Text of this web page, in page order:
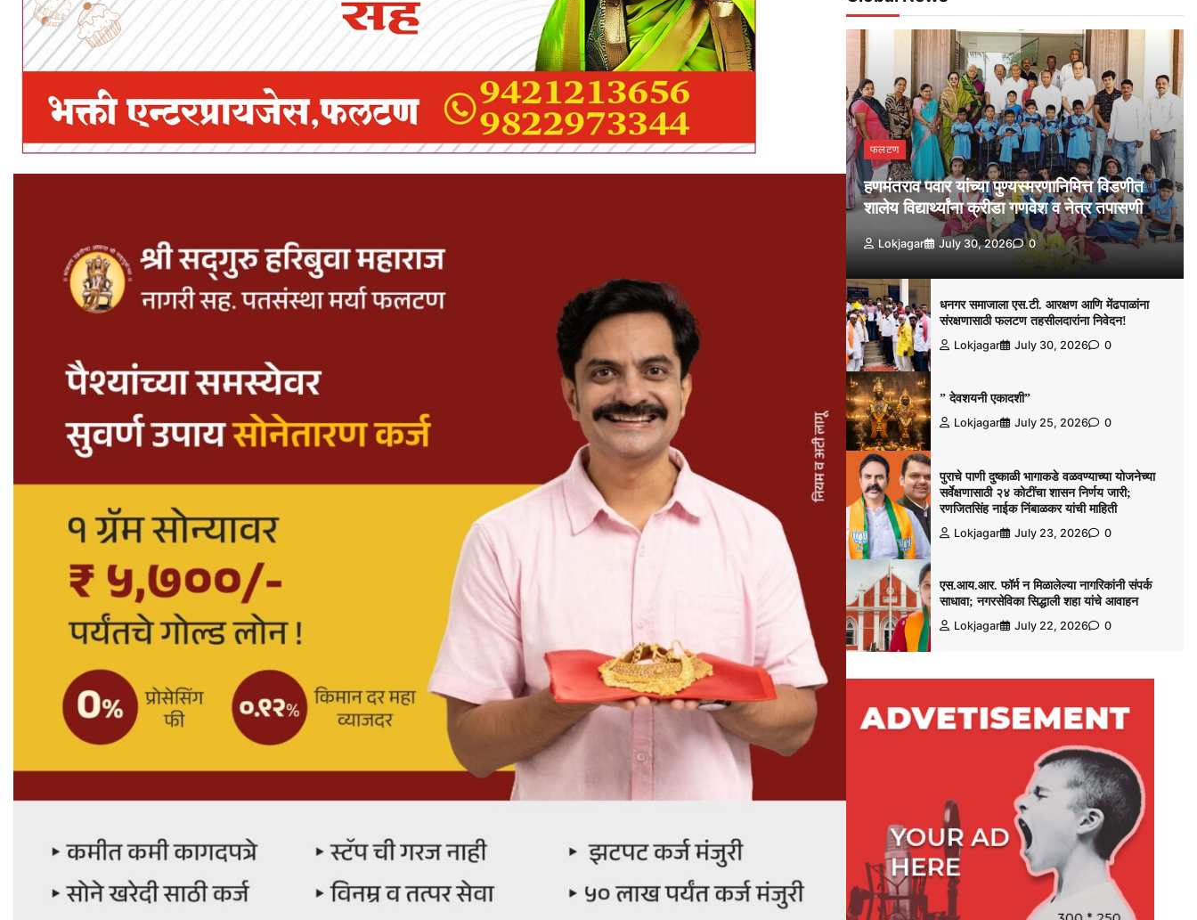
फलटण
हणमंतराव पवार यांच्या पुण्यस्मरणानिमित्त विडणीत
शालेय विद्यार्थ्यांना क्रीडा गणवेश व नेत्र तपासणी
Lokjagar July 30, 2026 0
धनगर समाजाला एस.टी. आरक्षण आणि मेंढपाळांना
संरक्षणासाठी फलटण तहसीलदारांना निवेदन!
Lokjagar July 30, 2026 0
” देवशयनी एकादशी”
Lokjagar July 25, 2026 0
पुराचे पाणी दुष्काळी भागाकडे वळवण्याच्या योजनेच्या
सर्वेक्षणासाठी २४ कोटींचा शासन निर्णय जारी;
रणजितसिंह नाईक निंबाळकर यांची माहिती
Lokjagar July 23, 2026 0
एस.आय.आर. फॉर्म न मिळालेल्या नागरिकांनी संपर्क
साधावा; नगरसेविका सिद्धाली शहा यांचे आवाहन
Lokjagar July 22, 2026 0